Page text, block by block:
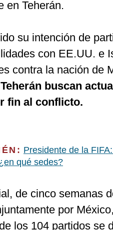
en Teherán.
su intención de
con EE.UU. e
contra la nación de
buscan
fin al conflicto.
Presidente de la
qué sedes?
de cinco semanas
por
los 104 partidos se